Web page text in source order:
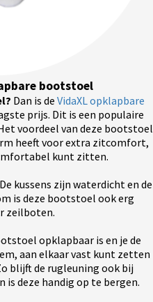
bootstoel
Dan is de VidaXL opklapbare
prijs. Dit is een populaire
voordeel van deze bootstoel
heeft voor extra zitcomfort,
kunt zitten.
kussens zijn waterdicht en de
is deze bootstoel ook erg
zeilboten.
opklapbaar is en je de
aan elkaar vast kunt zetten
blijft de rugleuning ook bij
is deze handig op te bergen.